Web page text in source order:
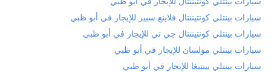
سيارات بينتلي كونتيننتال فلاينغ سبير للإيجار في أبو ظبي
سيارات بينتلي كونتيننتال جي تي للإيجار في أبو ظبي
سيارات بينتلي مولسان للإيجار في أبو ظبي
سيارات بينتلي بينتيغا للإيجار في أبو ظبي